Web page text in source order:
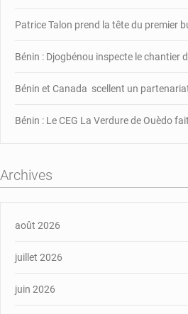
Patrice Talon prend la tête du premier
Bénin : Djogbénou inspecte le chantier
Bénin et Canada scellent un
Bénin : Le CEG La Verdure de Ouèdo
Archives
août 2026
juillet 2026
juin 2026